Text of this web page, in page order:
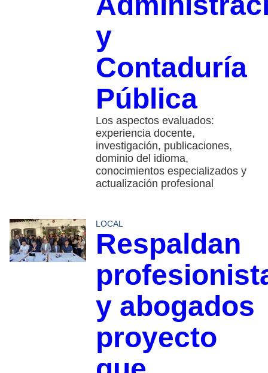
y
Contaduría
Pública
Los aspectos evaluados:
experiencia docente,
investigación, publicaciones,
dominio del idioma,
conocimientos especializados y
actualización profesional
LOCAL
Respaldan
y abogados
proyecto